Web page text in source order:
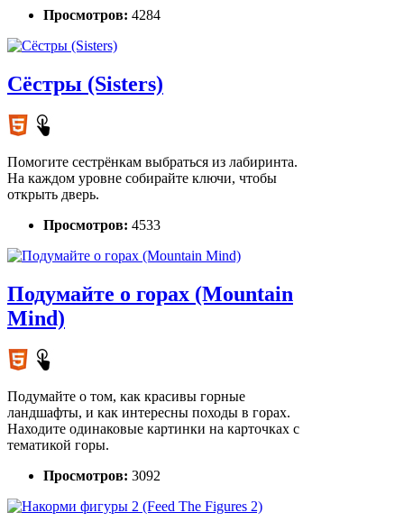
Просмотров: 4284
Сёстры (Sisters)
Помогите сестрёнкам выбраться из лабиринта.
На каждом уровне собирайте ключи, чтобы
открыть дверь.
Просмотров: 4533
Подумайте о горах (Mountain
Mind)
Подумайте о том, как красивы горные
ландшафты, и как интересны походы в горах.
Находите одинаковые картинки на карточках с
тематикой горы.
Просмотров: 3092